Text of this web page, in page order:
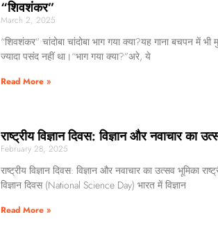
“शिवशंकर”
March 2, 2025
“शिवशंकर” चांदोबा चांदोबा भाग गया क्या?यह गाना बचपन में भी
ज्यादा पसंद नहीं था।“भाग गया क्या?”अरे, ये
Read More »
राष्ट्रीय विज्ञान दिवस: विज्ञान और नवाचार का
February 28, 2025
राष्ट्रीय विज्ञान दिवस: विज्ञान और नवाचार का उत्सव भूमिका
विज्ञान दिवस (National Science Day) भारत में विज्ञान
Read More »